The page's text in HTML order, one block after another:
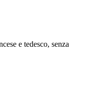
e tedesco, senza